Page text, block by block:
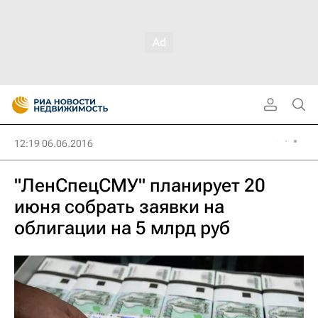
12:19 06.06.2016
"ЛенСпецСМУ" планирует 20
июня собрать заявки на
облигации на 5 млрд руб